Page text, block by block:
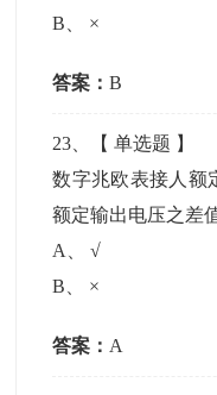
B
×
答案：B
23 、【单选题 】
数字兆欧表接人额
额定输出电压之差
A
、√
B
×
答案： A